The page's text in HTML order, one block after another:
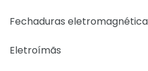
Fechaduras
Eletroímãs